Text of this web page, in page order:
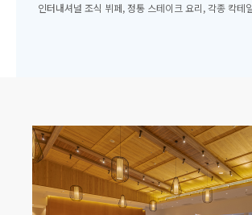
인터내셔널 조식 뷔페, 정통 스테이크 요리, 각종 칵테